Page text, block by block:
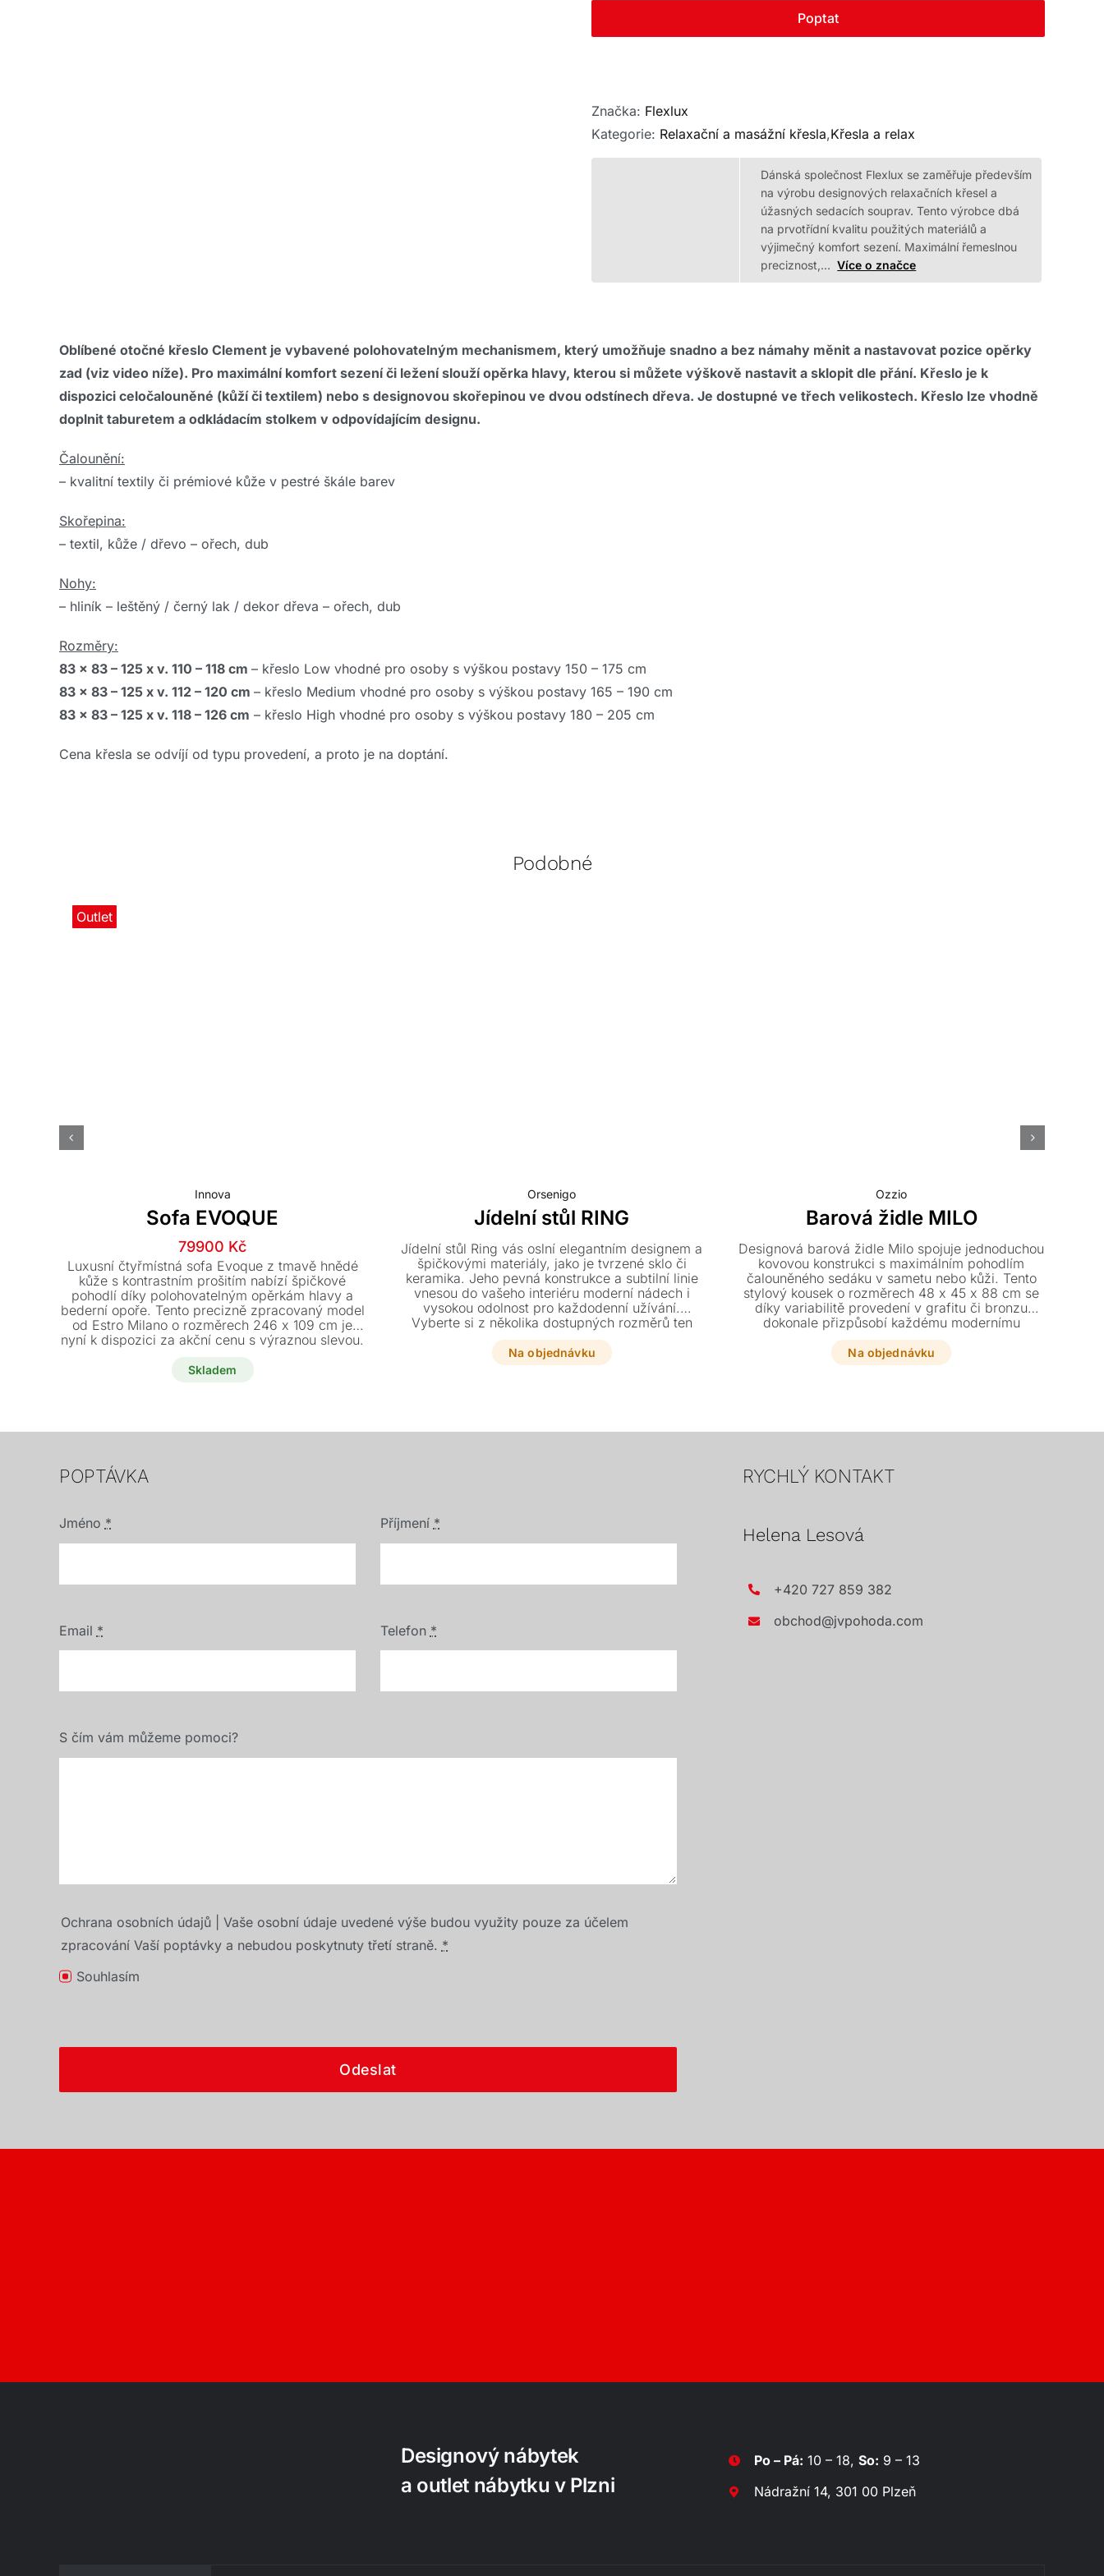
Poptat
Značka: Flexlux
Kategorie: Relaxační a masážní křesla,Křesla a relax
Dánská společnost Flexlux se zaměřuje především
na výrobu designových relaxačních křesel a
úžasných sedacích souprav. Tento výrobce dbá
na prvotřídní kvalitu použitých materiálů a
výjimečný komfort sezení. Maximální řemeslnou
preciznost,… Více o značce
Oblíbené otočné křeslo Clement je vybavené polohovatelným mechanismem, který umožňuje snadno a bez námahy měnit a nastavovat pozice opěrky
zad (viz video níže). Pro maximální komfort sezení či ležení slouží opěrka hlavy, kterou si můžete výškově nastavit a sklopit dle přání. Křeslo je k
dispozici celočalouněné (kůží či textilem) nebo s designovou skořepinou ve dvou odstínech dřeva. Je dostupné ve třech velikostech. Křeslo lze vhodně
doplnit taburetem a odkládacím stolkem v odpovídajícím designu.
Čalounění:
– kvalitní textily či prémiové kůže v pestré škále barev
Skořepina:
– textil, kůže / dřevo – ořech, dub
Nohy:
– hliník – leštěný / černý lak / dekor dřeva – ořech, dub
Rozměry:
83 x 83 – 125 x v. 110 – 118 cm – křeslo Low vhodné pro osoby s výškou postavy 150 – 175 cm
83 x 83 – 125 x v. 112 – 120 cm – křeslo Medium vhodné pro osoby s výškou postavy 165 – 190 cm
83 x 83 – 125 x v. 118 – 126 cm – křeslo High vhodné pro osoby s výškou postavy 180 – 205 cm
Cena křesla se odvíjí od typu provedení, a proto je na doptání.
Podobné
Outlet
Innova
Sofa EVOQUE
Původní
cena
byla:
189400 Kč.
79900 Kč
Aktuální
cena
je:
79900 Kč.
Luxusní čtyřmístná sofa Evoque z tmavě hnědé
kůže s kontrastním prošitím nabízí špičkové
pohodlí díky polohovatelným opěrkám hlavy a
bederní opoře. Tento precizně zpracovaný model
od Estro Milano o rozměrech 246 x 109 cm je
nyní k dispozici za akční cenu s výraznou slevou.
okamžitému odběru.
Skladem
Orsenigo
Jídelní stůl RING
Jídelní stůl Ring vás oslní elegantním designem a
špičkovými materiály, jako je tvrzené sklo či
keramika. Jeho pevná konstrukce a subtilní linie
vnesou do vašeho interiéru moderní nádech i
vysokou odolnost pro každodenní užívání.
Vyberte si z několika dostupných rozměrů ten
pravý kus přímo pro váš domov.
Na objednávku
Ozzio
Barová židle MILO
Designová barová židle Milo spojuje jednoduchou
kovovou konstrukci s maximálním pohodlím
čalouněného sedáku v sametu nebo kůži. Tento
stylový kousek o rozměrech 48 x 45 x 88 cm se
díky variabilitě provedení v grafitu či bronzu
dokonale přizpůsobí každému modernímu
interiéru.
Na objednávku
POPTÁVKA
Jméno * Příjmení *
Email * Telefon *
S čím vám můžeme pomoci?
Ochrana osobních údajů | Vaše osobní údaje uvedené výše budou využity pouze za účelem
zpracování Vaší poptávky a nebudou poskytnuty třetí straně. *
Souhlasím
Odeslat
RYCHLÝ KONTAKT
Helena Lesová
+420 727 859 382
obchod@jvpohoda.com
Designový nábytek
a outlet nábytku v Plzni
Po – Pá: 10 – 18,So: 9 – 13
Nádražní 14, 301 00 Plzeň